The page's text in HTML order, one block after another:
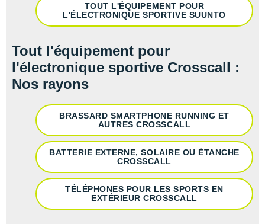
TOUT L'ÉQUIPEMENT POUR
L'ÉLECTRONIQUE SPORTIVE SUUNTO
Tout l'équipement pour
l'électronique sportive Crosscall :
Nos rayons
BRASSARD SMARTPHONE RUNNING ET
AUTRES CROSSCALL
BATTERIE EXTERNE, SOLAIRE OU ÉTANCHE
CROSSCALL
TÉLÉPHONES POUR LES SPORTS EN
EXTÉRIEUR CROSSCALL